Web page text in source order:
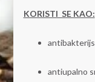
KORISTI SE KAO:
antiupalno